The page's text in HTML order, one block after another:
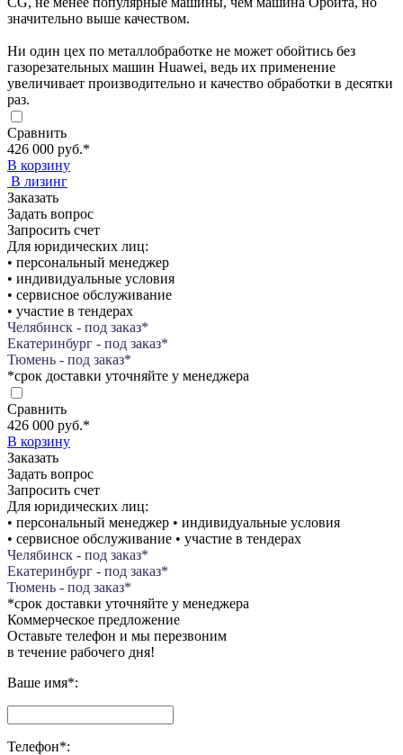
значительно выше качеством.
Ни один цех по металлобработке не может обойтись без
газорезательных машин Huawei, ведь их применение
увеличивает производительно и качество обработки в десятки
раз.
Сравнить
426 000 руб.*
В корзину
В лизинг
Заказать
Задать вопрос
Запросить счет
Для юридических лиц:
• персональный менеджер
• индивидуальные условия
• сервисное обслуживание
• участие в тендерах
Челябинск - под заказ*
Екатеринбург - под заказ*
Тюмень - под заказ*
*срок доставки уточняйте у менеджера
Сравнить
426 000 руб.*
В корзину
Заказать
Задать вопрос
Запросить счет
Для юридических лиц:
• персональный менеджер • индивидуальные условия
• сервисное обслуживание • участие в тендерах
Челябинск - под заказ*
Екатеринбург - под заказ*
Тюмень - под заказ*
*срок доставки уточняйте у менеджера
Коммерческое предложение
Оставьте телефон и мы перезвоним
в течение рабочего дня!
Ваше имя*:
Телефон*: